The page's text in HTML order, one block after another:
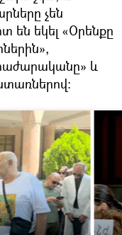
չեն
են եկել «Օրենքը
և